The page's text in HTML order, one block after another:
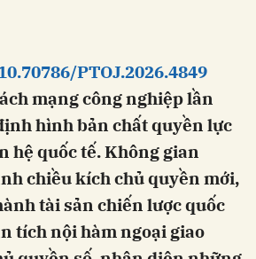
PTOJ.2026.4849
mạng công nghiệp lần
hình bản chất quyền lực
hệ quốc tế. Không gian
chiều kích chủ quyền mới,
tài sản chiến lược quốc
tích nội hàm ngoại giao